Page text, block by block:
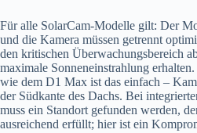
Für alle SolarCam-Modelle gilt: Der
und die Kamera müssen getrennt
den kritischen Überwachungsbereich
maximale Sonneneinstrahlung
wie dem D1 Max ist das einfach –
der Südkante des Dachs. Bei
muss ein Standort gefunden werden,
ausreichend erfüllt; hier ist ein